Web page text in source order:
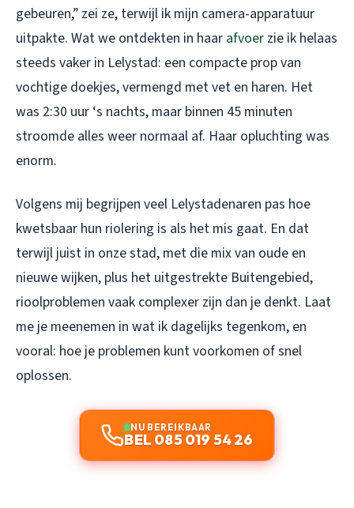
gebeuren,” zei ze, terwijl ik mijn camera-apparatuur
uitpakte. Wat we ontdekten in haar afvoer zie ik helaas
steeds vaker in Lelystad: een compacte prop van
vochtige doekjes, vermengd met vet en haren. Het
was 2:30 uur ‘s nachts, maar binnen 45 minuten
stroomde alles weer normaal af. Haar opluchting was
enorm.
Volgens mij begrijpen veel Lelystadenaren pas hoe
kwetsbaar hun riolering is als het mis gaat. En dat
terwijl juist in onze stad, met die mix van oude en
nieuwe wijken, plus het uitgestrekte Buitengebied,
rioolproblemen vaak complexer zijn dan je denkt. Laat
me je meenemen in wat ik dagelijks tegenkom, en
vooral: hoe je problemen kunt voorkomen of snel
oplossen.
NU BEREIKBAAR
BEL 085 019 54 26